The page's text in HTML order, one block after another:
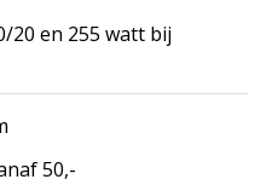
20 en 255 watt bij
50,-